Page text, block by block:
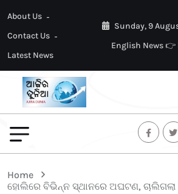
About Us
Contact Us
Latest News
Sunday, 9
English News
Home
ହୋଲିରେ ବିଭିନ୍ନ ସ୍ଥାନରେ ଅଘଟଣ,